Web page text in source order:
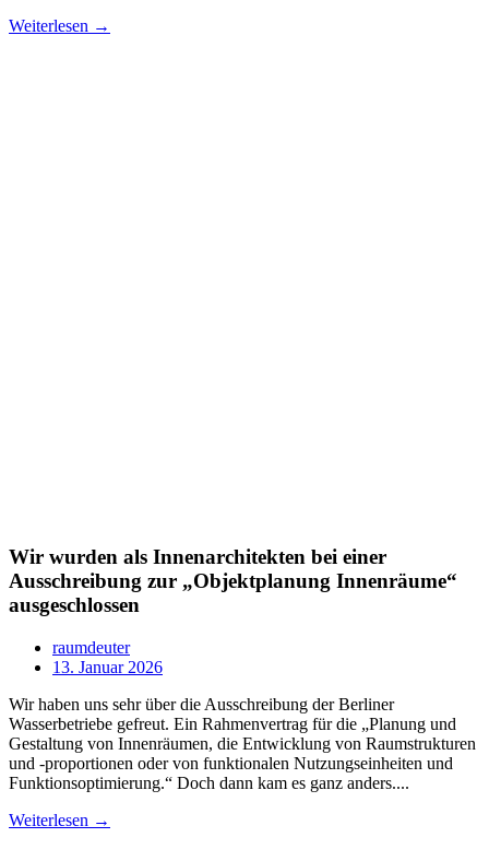
Weiterlesen →
Wir wurden als Innenarchitekten bei einer
Ausschreibung zur „Objektplanung Innenräume“
ausgeschlossen
raumdeuter
13. Januar 2026
Wir haben uns sehr über die Ausschreibung der Berliner
Wasserbetriebe gefreut. Ein Rahmenvertrag für die „Planung und
Gestaltung von Innenräumen, die Entwicklung von Raumstrukturen
und -proportionen oder von funktionalen Nutzungseinheiten und
Funktionsoptimierung.“ Doch dann kam es ganz anders....
Weiterlesen →